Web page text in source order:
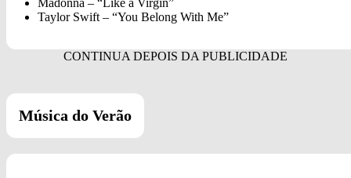
Madonna – “Like a Virgin”
Taylor Swift – “You Belong With Me”
Música do Verão